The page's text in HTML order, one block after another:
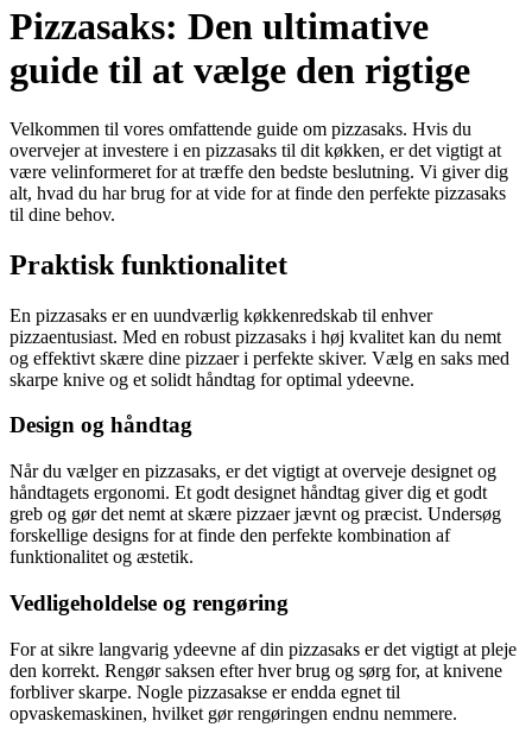
Pizzasaks: Den ultimative
guide til at vælge den rigtige
Velkommen til vores omfattende guide om pizzasaks. Hvis du
overvejer at investere i en pizzasaks til dit køkken, er det vigtigt at
være velinformeret for at træffe den bedste beslutning. Vi giver dig
alt, hvad du har brug for at vide for at finde den perfekte pizzasaks
til dine behov.
Praktisk funktionalitet
En pizzasaks er en uundværlig køkkenredskab til enhver
pizzaentusiast. Med en robust pizzasaks i høj kvalitet kan du nemt
og effektivt skære dine pizzaer i perfekte skiver. Vælg en saks med
skarpe knive og et solidt håndtag for optimal ydeevne.
Design og håndtag
Når du vælger en pizzasaks, er det vigtigt at overveje designet og
håndtagets ergonomi. Et godt designet håndtag giver dig et godt
greb og gør det nemt at skære pizzaer jævnt og præcist. Undersøg
forskellige designs for at finde den perfekte kombination af
funktionalitet og æstetik.
Vedligeholdelse og rengøring
For at sikre langvarig ydeevne af din pizzasaks er det vigtigt at pleje
den korrekt. Rengør saksen efter hver brug og sørg for, at knivene
forbliver skarpe. Nogle pizzasakse er endda egnet til
opvaskemaskinen, hvilket gør rengøringen endnu nemmere.